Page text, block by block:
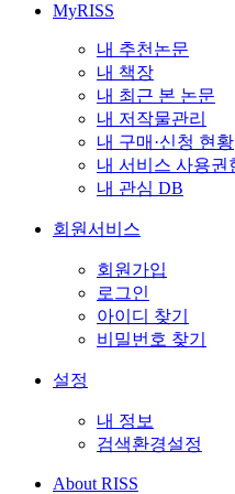
MyRISS
내 추천논문
내 책장
내 최근 본 논문
내 저작물관리
내 구매·신청 현황
내 서비스 사용권
내 관심 DB
회원서비스
회원가입
로그인
아이디 찾기
비밀번호 찾기
설정
내 정보
검색환경설정
About RISS